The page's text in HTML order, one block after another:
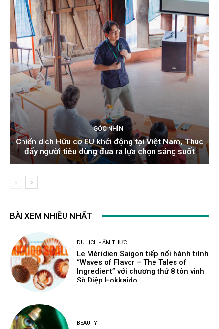
GÓC NHÌN
Chiến dịch Hữu cơ EU khởi động tại Việt Nam, Thúc
đẩy người tiêu dùng đưa ra lựa chọn sáng suốt
BÀI XEM NHIỀU NHẤT
DU LỊCH - ẨM THỰC
Le Méridien Saigon tiếp nối hành trình
“Waves of Flavor – The Tales of
Ingredient” với chương thứ 8 tôn vinh
Sò Điệp Hokkaido
BEAUTY